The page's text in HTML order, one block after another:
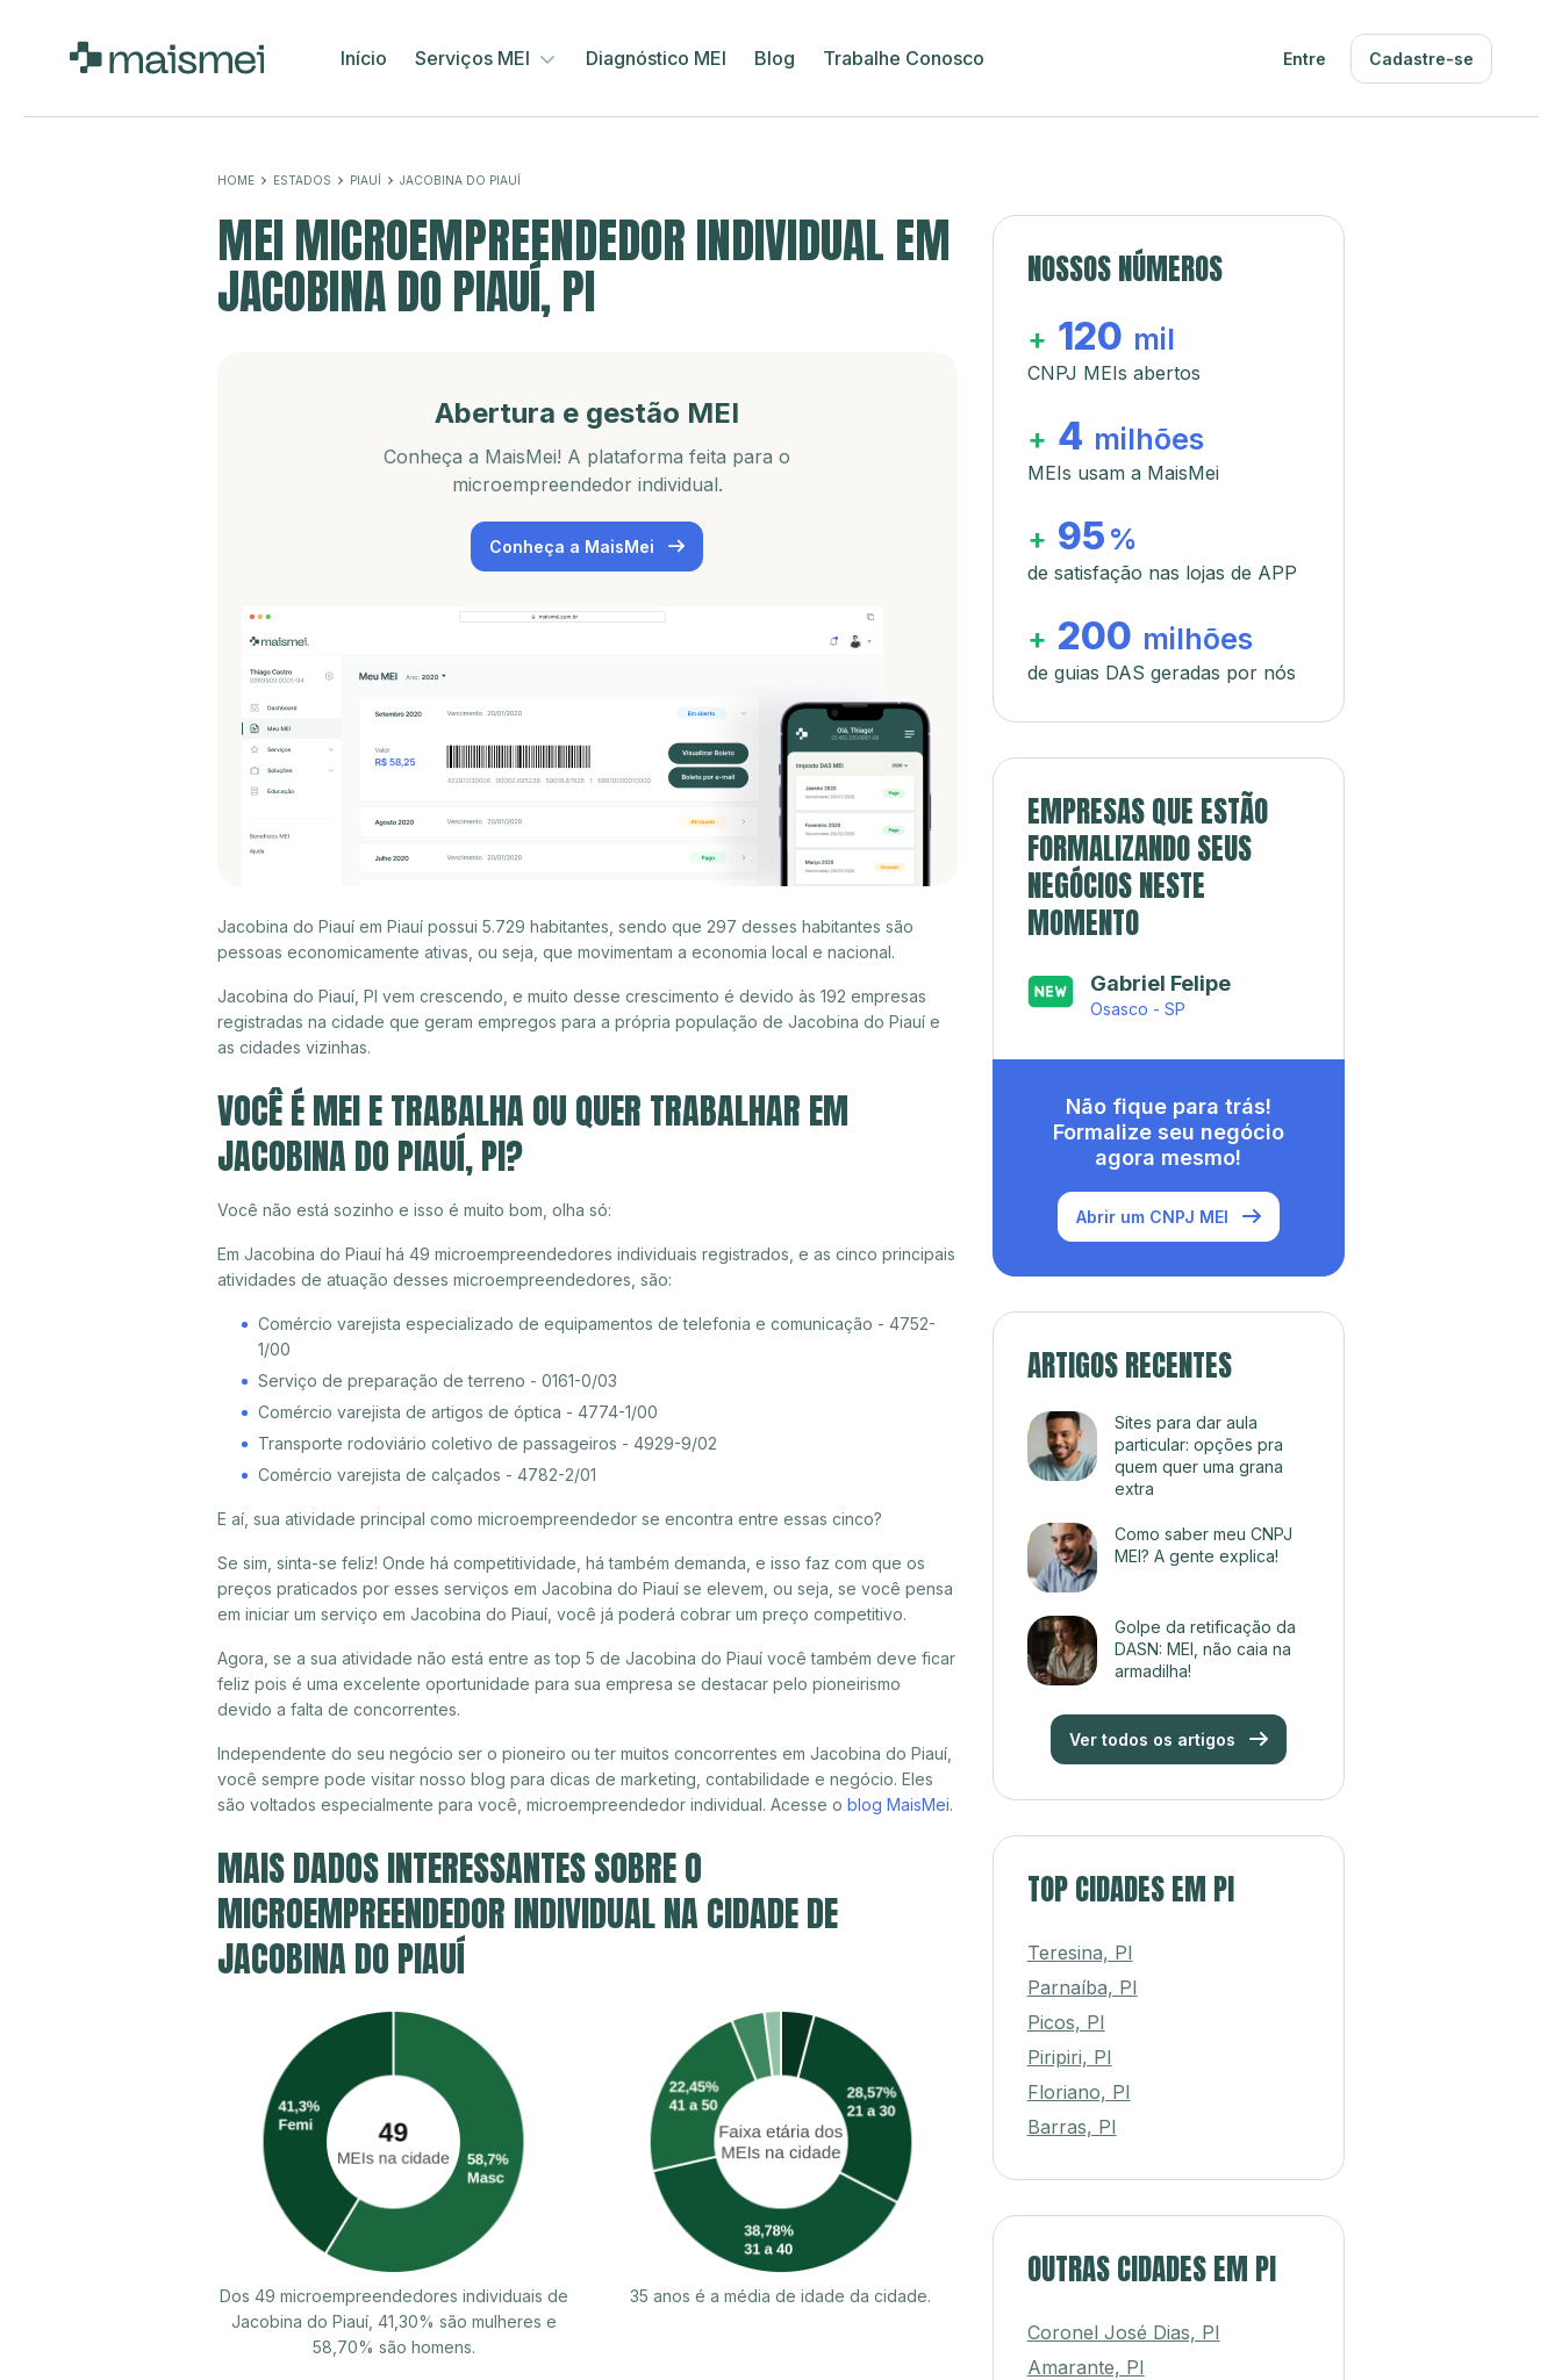
Início Serviços MEI Diagnóstico MEI Blog Trabalhe Conosco Entre Cadastre-se
HOME ESTADOS PIAUÍ JACOBINA DO PIAUÍ
MEI MICROEMPREENDEDOR INDIVIDUAL EM
JACOBINA DO PIAUÍ, PI
Abertura e gestão MEI
Conheça a MaisMei! A plataforma feita para o
microempreendedor individual.
Conheça a MaisMei
Jacobina do Piauí em Piauí possui 5.729 habitantes, sendo que 297 desses habitantes são
pessoas economicamente ativas, ou seja, que movimentam a economia local e nacional.
Jacobina do Piauí, PI vem crescendo, e muito desse crescimento é devido às 192 empresas
registradas na cidade que geram empregos para a própria população de Jacobina do Piauí e
as cidades vizinhas.
VOCÊ É MEI E TRABALHA OU QUER TRABALHAR EM
JACOBINA DO PIAUÍ, PI?
Você não está sozinho e isso é muito bom, olha só:
Em Jacobina do Piauí há 49 microempreendedores individuais registrados, e as cinco principais
atividades de atuação desses microempreendedores, são:
Comércio varejista especializado de equipamentos de telefonia e comunicação - 4752-
1/00
Serviço de preparação de terreno - 0161-0/03
Comércio varejista de artigos de óptica - 4774-1/00
Transporte rodoviário coletivo de passageiros - 4929-9/02
Comércio varejista de calçados - 4782-2/01
E aí, sua atividade principal como microempreendedor se encontra entre essas cinco?
Se sim, sinta-se feliz! Onde há competitividade, há também demanda, e isso faz com que os
preços praticados por esses serviços em Jacobina do Piauí se elevem, ou seja, se você pensa
em iniciar um serviço em Jacobina do Piauí, você já poderá cobrar um preço competitivo.
Agora, se a sua atividade não está entre as top 5 de Jacobina do Piauí você também deve ficar
feliz pois é uma excelente oportunidade para sua empresa se destacar pelo pioneirismo
devido a falta de concorrentes.
Independente do seu negócio ser o pioneiro ou ter muitos concorrentes em Jacobina do Piauí,
você sempre pode visitar nosso blog para dicas de marketing, contabilidade e negócio. Eles
são voltados especialmente para você, microempreendedor individual. Acesse o blog MaisMei.
MAIS DADOS INTERESSANTES SOBRE O
MICROEMPREENDEDOR INDIVIDUAL NA CIDADE DE
JACOBINA DO PIAUÍ
Dos 49 microempreendedores individuais de
Jacobina do Piauí, 41,30% são mulheres e
58,70% são homens.
35 anos é a média de idade da cidade.
NOSSOS NÚMEROS
+ 120 mil
CNPJ MEIs abertos
+ 4 milhões
MEIs usam a MaisMei
+ 95 %
de satisfação nas lojas de APP
+ 200 milhões
de guias DAS geradas por nós
EMPRESAS QUE ESTÃO
FORMALIZANDO SEUS
NEGÓCIOS NESTE
MOMENTO
Gabriel Felipe
Osasco - SP
Não fique para trás!
Formalize seu negócio
agora mesmo!
Abrir um CNPJ MEI
ARTIGOS RECENTES
Sites para dar aula
particular: opções pra
quem quer uma grana
extra
Como saber meu CNPJ
MEI? A gente explica!
Golpe da retificação da
DASN: MEI, não caia na
armadilha!
Ver todos os artigos
TOP CIDADES EM PI
Teresina, PI
Parnaíba, PI
Picos, PI
Piripiri, PI
Floriano, PI
Barras, PI
OUTRAS CIDADES EM PI
Coronel José Dias, PI
Amarante, PI